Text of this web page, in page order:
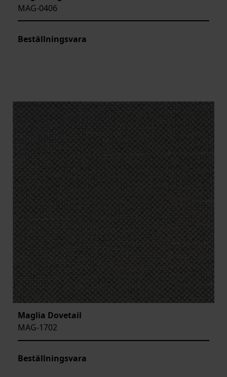
MAG-0406
Beställningsvara
Maglia Dovetail
MAG-1702
Beställningsvara